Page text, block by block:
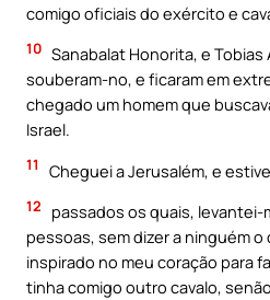
comigo oficiais do exército e
10 Sanabalat Honorita, e
souberam-no, e ficaram em
chegado um homem que
Israel.
11 Cheguei a Jerusalém, e
12
passados os quais,
pessoas, sem dizer a ninguém
inspirado no meu coração para
tinha comigo outro cavalo,